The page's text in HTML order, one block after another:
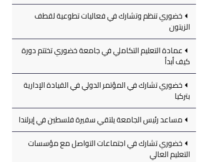
خضوري تنظم وتشارك في فعاليات تطوعية لقطف
الزيتون
عمادة التعليم التكاملي في جامعة خضوري تختتم دورة
كيف أبدأ
خضوري تشارك في المؤتمر الدولي في القيادة الإدارية
بتركيا
مساعد رئيس الجامعة يلتقي سفيرة فلسطين في إيرلندا
خضوري تشارك في اجتماعات التواصل مع مؤسسات
التعليم العالي